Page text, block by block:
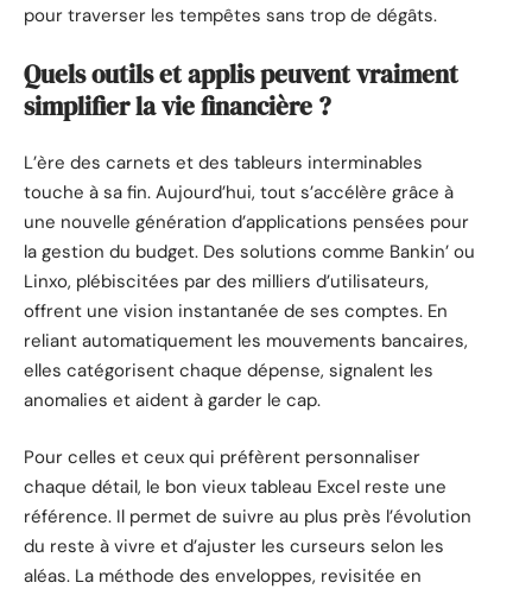
pour traverser les tempêtes sans trop de dégâts.
Quels outils et applis peuvent vraiment
simplifier la vie financière ?
L’ère des carnets et des tableurs interminables
touche à sa fin. Aujourd’hui, tout s’accélère grâce à
une nouvelle génération d’applications pensées pour
la gestion du budget. Des solutions comme Bankin’ ou
Linxo, plébiscitées par des milliers d’utilisateurs,
offrent une vision instantanée de ses comptes. En
reliant automatiquement les mouvements bancaires,
elles catégorisent chaque dépense, signalent les
anomalies et aident à garder le cap.
Pour celles et ceux qui préfèrent personnaliser
chaque détail, le bon vieux tableau Excel reste une
référence. Il permet de suivre au plus près l’évolution
du reste à vivre et d’ajuster les curseurs selon les
aléas. La méthode des enveloppes, revisitée en